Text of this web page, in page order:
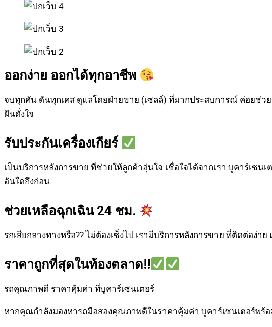
ออกง่าย ออกได้ทุกอาชีพ
จบทุกคัน ดันทุกเคส ดูแลโดยฝ่ายขาย (เซลล์) ที่มากประสบการณ์ ค่อยช่ว
ฝันดั่งใจ
รับประกันเครื่องเกียร์
เป็นบริการหลังการขาย ที่ช่วยให้ลูกค้าอุ่นใจ เชื่อใจได้จากเรา บูคาร์เซน
อันใดถึงก่อน
ช่วยเหลือฉุกเฉิน 24 ชม.
รถเสียกลางทางหรือ?? ไม่ต้องเซ็งไป เรามีบริการหลังการขาย ที่ติดต่อง่
ราคาถูกที่สุดในท้องตลาด!!
รถคุณภาพดี ราคาคุ้มค่า ที่บูคาร์เซนเตอร์
หากคุณกำลังมองหารถมือสองคุณภาพดีในราคาคุ้มค่า บูคาร์เซนเตอร์พร้